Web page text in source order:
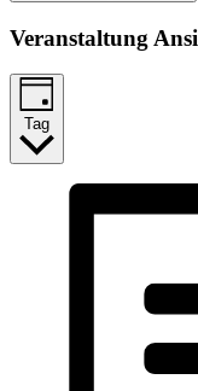
Veranstaltung
Tag